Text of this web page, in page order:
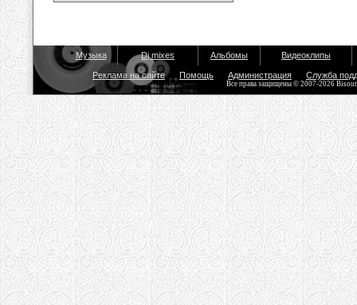
Музыка Dj mixes Альбомы Видеоклипы
Реклама на сайте Помощь Администрация Служба
Все права защищены © 2007-2026